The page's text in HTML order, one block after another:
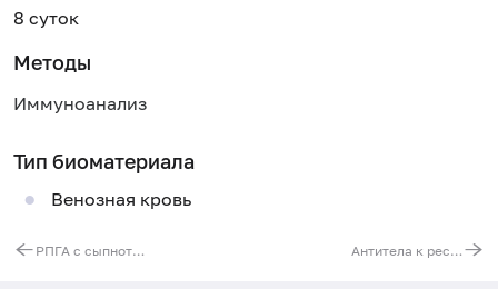
8 суток
Методы
Иммуноанализ
Тип биоматериала
Венозная кровь
РПГА с сыпнотифозным диагностикумом риккетсий Провачека Антитела к респираторно-синцитиальному вирусу (RSV, IgG)